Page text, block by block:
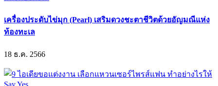
เครื่องประดับไข่มุก (Pearl) เสริมดวงชะตาชีวิตด้วยอัญมณีแห่ง
ท้องทะเล
18 ธ.ค. 2566